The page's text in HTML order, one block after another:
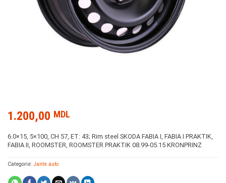
1.200,00 MDL
6.0×15, 5×100, CH 57, ET: 43; Rim steel SKODA FABIA I, FABIA I PRAKTIK,
FABIA II, ROOMSTER, ROOMSTER PRAKTIK 08.99-05.15 KRONPRINZ
Categorie: Jante auto